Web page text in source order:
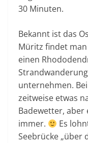
30 Minuten.
Bekannt ist das
Müritz findet
einen
unternehmen.
zeitweise etwas
Badewetter,
immer.
Es
Seebrücke „über